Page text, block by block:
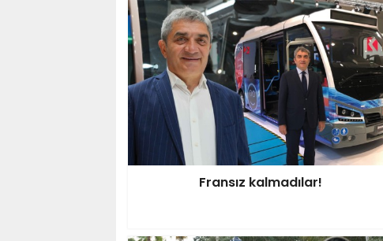
Fransız kalmadılar!